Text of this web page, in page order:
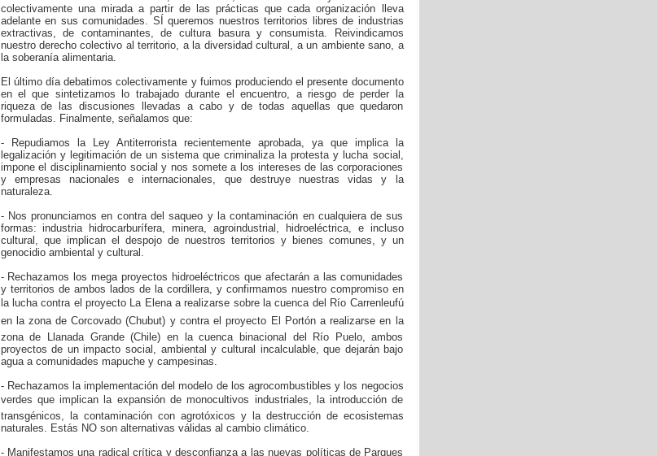
colectivamente una mirada a partir de las prácticas que cada organización lleva
adelante en sus comunidades. SÍ queremos nuestros territorios libres de industrias
extractivas, de contaminantes, de cultura basura y consumista. Reivindicamos
nuestro derecho colectivo al territorio, a la diversidad cultural, a un ambiente sano, a
la soberanía alimentaria.
El último día debatimos colectivamente y fuimos produciendo el presente documento
en el que sintetizamos lo trabajado durante el encuentro, a riesgo de perder la
riqueza de las discusiones llevadas a cabo y de todas aquellas que quedaron
formuladas. Finalmente, señalamos que:
- Repudiamos la Ley Antiterrorista recientemente aprobada, ya que implica la
legalización y legitimación de un sistema que criminaliza la protesta y lucha social,
impone el disciplinamiento social y nos somete a los intereses de las corporaciones
y empresas nacionales e internacionales, que destruye nuestras vidas y la
naturaleza.
- Nos pronunciamos en contra del saqueo y la contaminación en cualquiera de sus
formas: industria hidrocarburífera, minera, agroindustrial, hidroeléctrica, e incluso
cultural, que implican el despojo de nuestros territorios y bienes comunes, y un
genocidio ambiental y cultural.
- Rechazamos los mega proyectos hidroeléctricos que afectarán a las comunidades
y territorios de ambos lados de la cordillera, y confirmamos nuestro compromiso en
la lucha contra el proyecto La Elena a realizarse sobre la cuenca del Río Carrenleufú
en la zona de Corcovado (Chubut) y contra el proyecto El Portón a realizarse en la
zona de Llanada Grande (Chile) en la cuenca binacional del Río Puelo, ambos
proyectos de un impacto social, ambiental y cultural incalculable, que dejarán bajo
agua a comunidades mapuche y campesinas.
- Rechazamos la implementación del modelo de los agrocombustibles y los negocios
verdes que implican la expansión de monocultivos industriales, la introducción de
transgénicos, la contaminación con agrotóxicos y la destrucción de ecosistemas
naturales. Estás NO son alternativas válidas al cambio climático.
- Manifestamos una radical crítica y desconfianza a las nuevas políticas de Parques